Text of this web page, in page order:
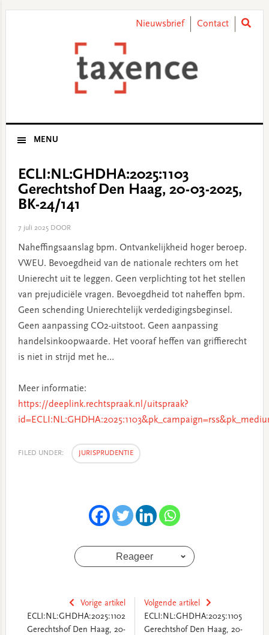
Nieuwsbrief Contact
MENU
ECLI:NL:GHDHA:2025:1103
Gerechtshof Den Haag, 20-03-2025,
BK-24/141
7 juli 2025DOOR
Naheffingsaanslag bpm. Ontvankelijkheid hoger beroep.
VWEU. Bevoegdheid van de nationale rechters om het
Unierecht uit te leggen. Geen verplichting tot het stellen
van prejudiciële vragen. Bevoegdheid tot naheffen bpm.
Geen schending Unierechtelijk verdedigingsbeginsel.
Geen aanpassing CO2-uitstoot. Geen aanpassing
handelsinkoopwaarde. Het vooraf heffen van griffierecht
is niet in strijd met he…
Meer informatie:
https://deeplink.rechtspraak.nl/uitspraak?
FILED UNDER: JURISPRUDENTIE
Reageer
Vorige artikel
ECLI:NL:GHDHA:2025:1102
Gerechtshof Den Haag, 20-
Volgende artikel
ECLI:NL:GHDHA:2025:1105
Gerechtshof Den Haag, 20-